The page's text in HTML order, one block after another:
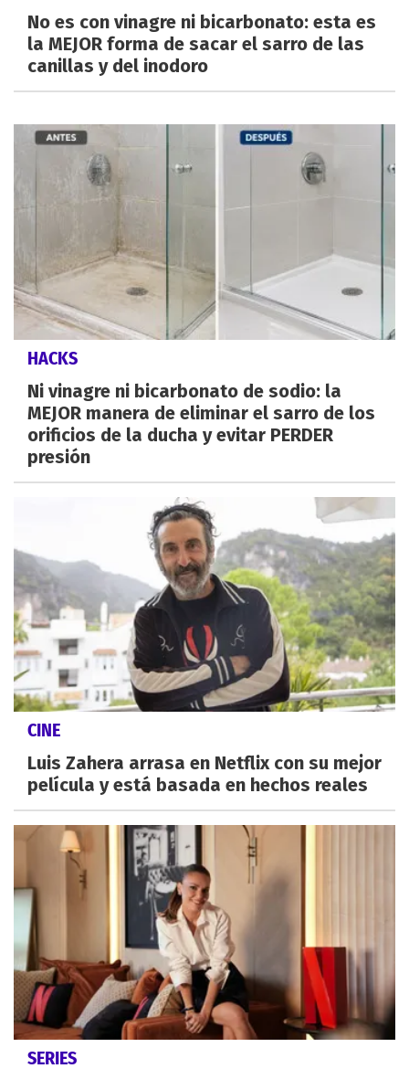
No es con vinagre ni bicarbonato: esta es
la MEJOR forma de sacar el sarro de las
canillas y del inodoro
HACKS
Ni vinagre ni bicarbonato de sodio: la
MEJOR manera de eliminar el sarro de los
orificios de la ducha y evitar PERDER
presión
CINE
Luis Zahera arrasa en Netflix con su mejor
película y está basada en hechos reales
SERIES